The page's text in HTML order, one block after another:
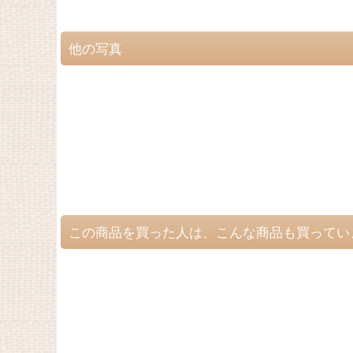
他の写真
この商品を買った人は、こんな商品も買って